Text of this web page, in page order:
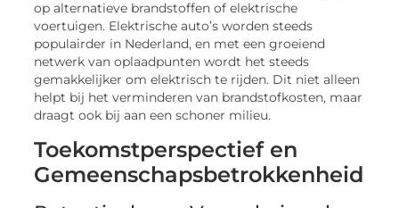
op alternatieve brandstoffen of elektrische
voertuigen. Elektrische auto’s worden steeds
populairder in Nederland, en met een groeiend
netwerk van oplaadpunten wordt het steeds
gemakkelijker om elektrisch te rijden. Dit niet alleen
helpt bij het verminderen van brandstofkosten, maar
draagt ook bij aan een schoner milieu.
Toekomstperspectief en
Gemeenschapsbetrokkenheid